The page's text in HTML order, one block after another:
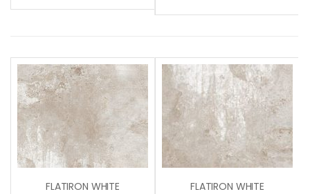
FLATIRON WHITE
FLATIRON WHITE